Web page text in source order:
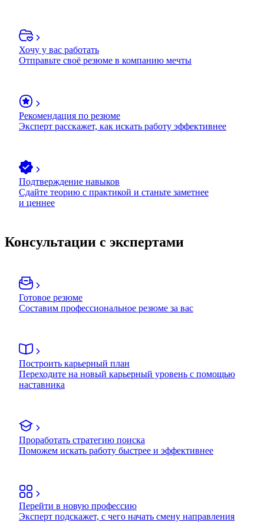
Хочу у вас работать
Отправьте своё резюме в компанию мечты
Рекомендация по резюме
Эксперт расскажет, как искать работу эффективнее
Подтверждение навыков
Сдайте теорию с практикой и станьте заметнее
и ценнее
Консультации с экспертами
Готовое резюме
Составим профессиональное резюме за вас
Построить карьерный план
Переходите на новый карьерный уровень с помощью
наставника
Проработать стратегию поиска
Поможем искать работу быстрее и эффективнее
Перейти в новую профессию
Эксперт подскажет, с чего начать смену направления